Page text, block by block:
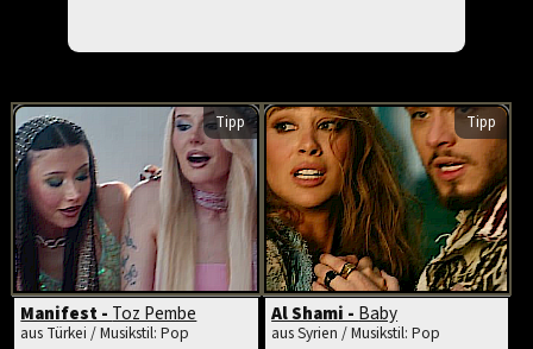
Tipp
Manifest -Toz Pembe
aus Türkei / Musikstil: Pop
Tipp
Al Shami -Baby
aus Syrien / Musikstil: Pop